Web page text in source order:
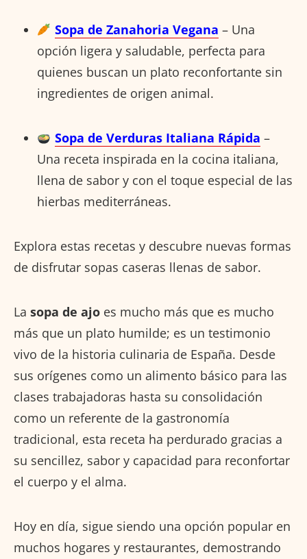
Sopa de Zanahoria Vegana – Una
opción ligera y saludable, perfecta para
quienes buscan un plato reconfortante sin
ingredientes de origen animal.
Sopa de Verduras Italiana Rápida –
Una receta inspirada en la cocina italiana,
llena de sabor y con el toque especial de las
hierbas mediterráneas.
Explora estas recetas y descubre nuevas formas
de disfrutar sopas caseras llenas de sabor.
La sopa de ajo es mucho más que es mucho
más que un plato humilde; es un testimonio
vivo de la historia culinaria de España. Desde
sus orígenes como un alimento básico para las
clases trabajadoras hasta su consolidación
como un referente de la gastronomía
tradicional, esta receta ha perdurado gracias a
su sencillez, sabor y capacidad para reconfortar
el cuerpo y el alma.
Hoy en día, sigue siendo una opción popular en
muchos hogares y restaurantes, demostrando